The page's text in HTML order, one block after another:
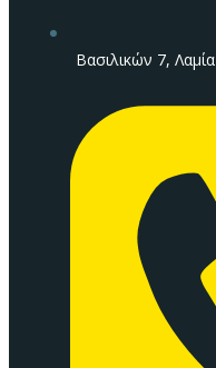
Βασιλικών 7, Λαμία